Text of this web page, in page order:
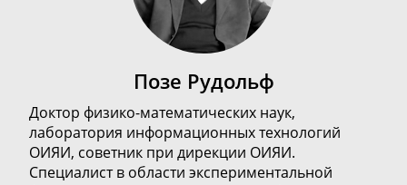
Позе Рудольф
Доктор физико-математических наук,
лаборатория информационных технологий
ОИЯИ, советник при дирекции ОИЯИ.
Специалист в области экспериментальной